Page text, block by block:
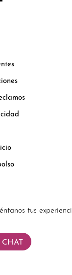
tus
CHAT